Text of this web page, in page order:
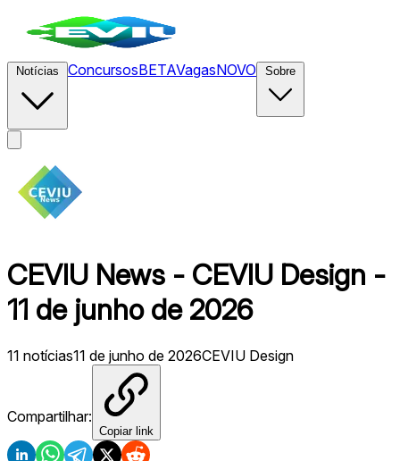
ConcursosBETAVagasNOVO
CEVIU News - CEVIU Design -
11 de junho de 2026
11 notícias11 de junho de 2026CEVIU Design
Compartilhar:
Copiar link